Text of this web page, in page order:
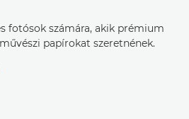
fotósok számára, akik prémium
papírokat szeretnének.